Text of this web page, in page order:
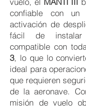
confiable con un
activación de
fácil de
compatible con
3, lo que lo
ideal para
que requieren
de la aeronave.
misión de vuelo